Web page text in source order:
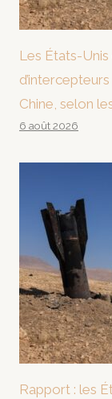
Les États-
Chine, selon
6 août 2026
Rapport : les